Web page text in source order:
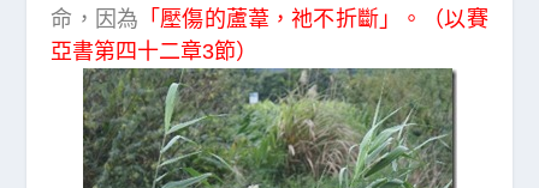
命，因為 「壓傷的蘆葦，祂不折斷」。（以賽
亞書第四十二章3節）